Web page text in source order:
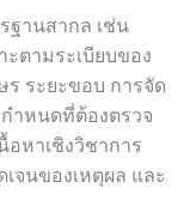
ฐานสากล เช่น
ะตามระเบียบของ
ระยะขอบ การจัด
ำหนดที่ต้องตรวจ
อหาเชิงวิชาการ
จนของเหตุผล และ